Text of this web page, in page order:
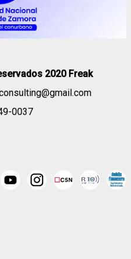
2020 Freak
0037